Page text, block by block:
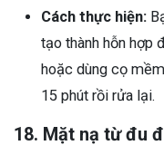
Cách thực hiện:
tạo thành hỗn hợp
hoặc dùng cọ
15 phút rồi rửa lại.
18. Mặt nạ từ đu